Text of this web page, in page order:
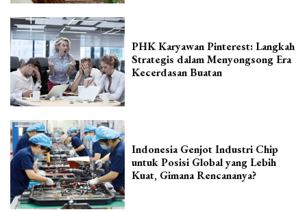
PHK Karyawan Pinterest: Langkah
Strategis dalam Menyongsong Era
Kecerdasan Buatan
Indonesia Genjot Industri Chip
untuk Posisi Global yang Lebih
Kuat, Gimana Rencananya?